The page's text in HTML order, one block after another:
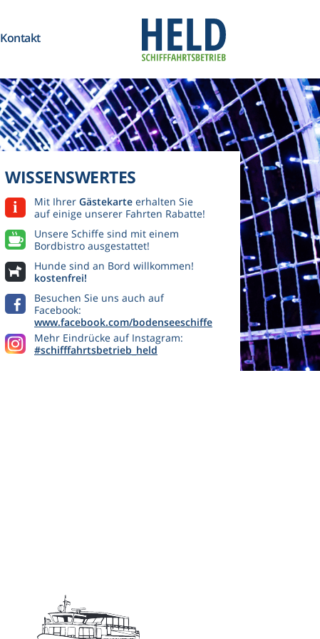
Kontakt
WISSENSWERTES
Mit Ihrer Gästekarte erhalten Sie
auf einige unserer Fahrten Rabatte!
Unsere Schiffe sind mit einem
Bordbistro ausgestattet!
Hunde sind an Bord willkommen!
kostenfrei!
Besuchen Sie uns auch auf
Facebook:
www.facebook.com/bodenseeschiffe
Mehr Eindrücke auf Instagram:
#schifffahrtsbetrieb_held